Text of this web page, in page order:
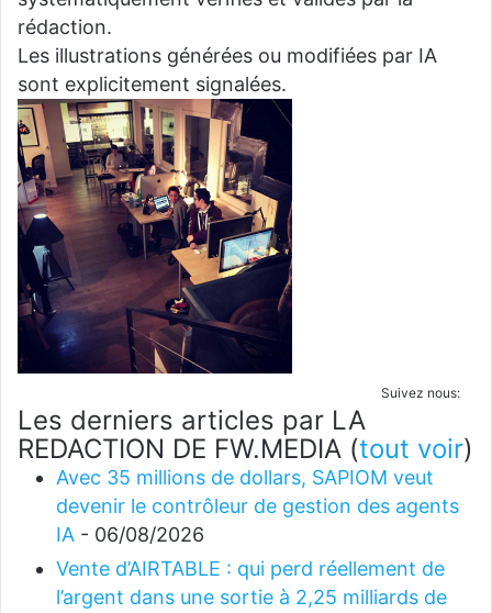
rédaction.
Les illustrations générées ou modifiées par IA
sont explicitement signalées.
Suivez nous:
Les derniers articles par LA
REDACTION DE FW.MEDIA (tout voir)
Avec 35 millions de dollars, SAPIOM veut
devenir le contrôleur de gestion des agents
IA - 06/08/2026
Vente d’AIRTABLE : qui perd réellement de
l’argent dans une sortie à 2,25 milliards de